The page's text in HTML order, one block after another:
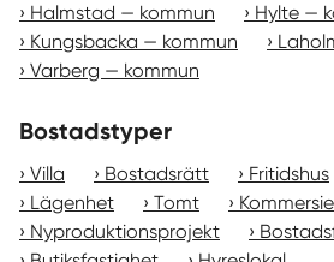
Halmstad — kommun
Hylte —
Kungsbacka — kommun
Varberg — kommun
Bostadstyper
Villa Bostadsrätt Fritidshus
Lägenhet
Tomt
Nyproduktionsprojekt